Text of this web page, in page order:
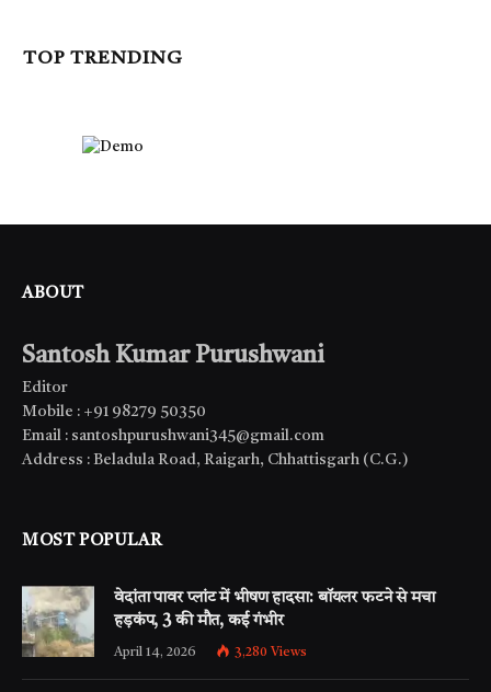
TOP TRENDING
ABOUT
Santosh Kumar Purushwani
Editor
Mobile : +91 98279 50350
Email : santoshpurushwani345@gmail.com
Address : Beladula Road, Raigarh, Chhattisgarh (C.G.)
MOST POPULAR
वेदांता पावर प्लांट में भीषण हादसा: बॉयलर फटने से मचा
हड़कंप, 3 की मौत, कई गंभीर
April 14, 2026 3,280 Views